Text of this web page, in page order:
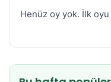
Henüz oy yok. İlk